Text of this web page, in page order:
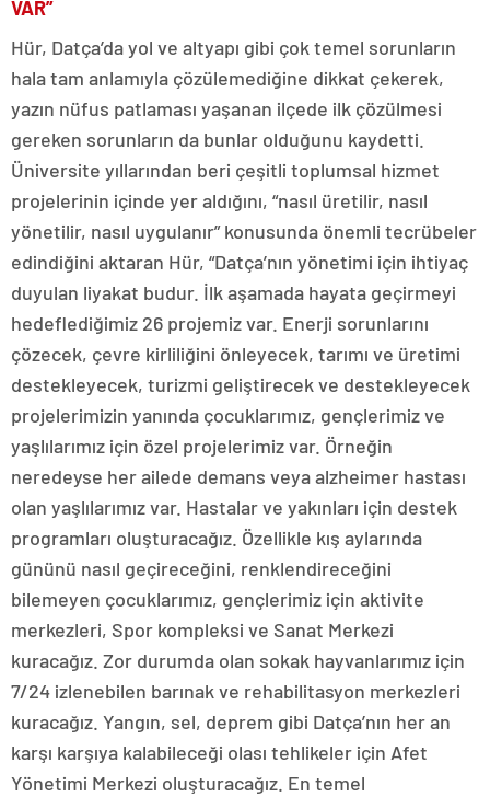
VAR”
Hür, Datça’da yol ve altyapı gibi çok temel sorunların
hala tam anlamıyla çözülemediğine dikkat çekerek,
yazın nüfus patlaması yaşanan ilçede ilk çözülmesi
gereken sorunların da bunlar olduğunu kaydetti.
Üniversite yıllarından beri çeşitli toplumsal hizmet
projelerinin içinde yer aldığını, “nasıl üretilir, nasıl
yönetilir, nasıl uygulanır” konusunda önemli tecrübeler
edindiğini aktaran Hür, “Datça’nın yönetimi için ihtiyaç
duyulan liyakat budur. İlk aşamada hayata geçirmeyi
hedeflediğimiz 26 projemiz var. Enerji sorunlarını
çözecek, çevre kirliliğini önleyecek, tarımı ve üretimi
destekleyecek, turizmi geliştirecek ve destekleyecek
projelerimizin yanında çocuklarımız, gençlerimiz ve
yaşlılarımız için özel projelerimiz var. Örneğin
neredeyse her ailede demans veya alzheimer hastası
olan yaşlılarımız var. Hastalar ve yakınları için destek
programları oluşturacağız. Özellikle kış aylarında
gününü nasıl geçireceğini, renklendireceğini
bilemeyen çocuklarımız, gençlerimiz için aktivite
merkezleri, Spor kompleksi ve Sanat Merkezi
kuracağız. Zor durumda olan sokak hayvanlarımız için
7/24 izlenebilen barınak ve rehabilitasyon merkezleri
kuracağız. Yangın, sel, deprem gibi Datça’nın her an
karşı karşıya kalabileceği olası tehlikeler için Afet
Yönetimi Merkezi oluşturacağız. En temel